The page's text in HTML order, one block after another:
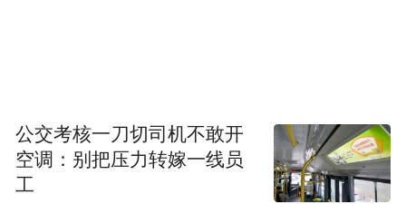
公交考核一刀切司机不敢开
空调：别把压力转嫁一线员
工